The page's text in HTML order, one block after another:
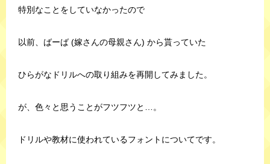
特別なことをしていなかったので
以前、ばーば (嫁さんの母親さん) から貰っていた
ひらがなドリルへの取り組みを再開してみました。
が、色々と思うことがフツフツと…。
ドリルや教材に使われているフォントについてです。